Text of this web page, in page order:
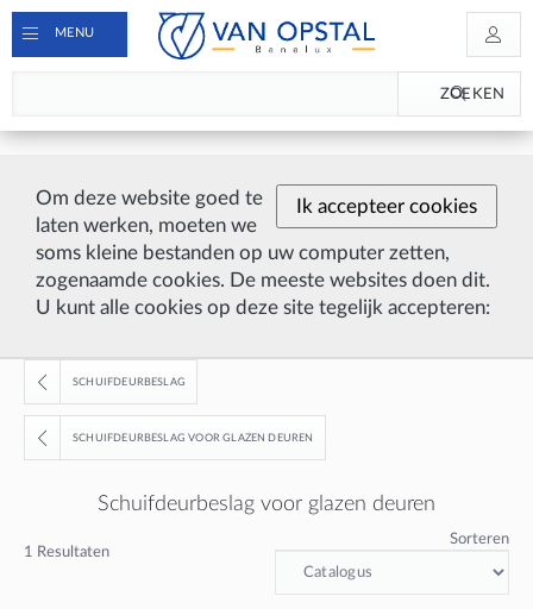
Ik accepteer cookies
Om deze website goed te
laten werken, moeten we
soms kleine bestanden op uw computer zetten,
zogenaamde cookies. De meeste websites doen dit.
U kunt alle cookies op deze site tegelijk accepteren:
MENU
ZOEKEN
SCHUIFDEURBESLAG
SCHUIFDEURBESLAG VOOR GLAZEN DEUREN
Schuifdeurbeslag voor glazen deuren
1 Resultaten
Sorteren